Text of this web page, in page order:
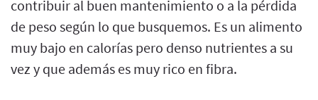
contribuir al buen mantenimiento o a la pérdida
de peso según lo que busquemos. Es un alimento
muy bajo en calorías pero denso nutrientes a su
vez y que además es muy rico en fibra.